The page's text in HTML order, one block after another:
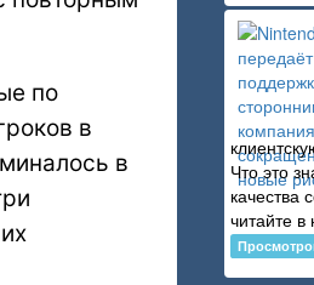
по
в
в
Что это
качества
читайте